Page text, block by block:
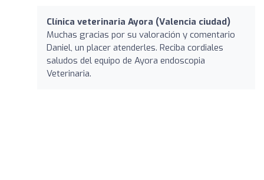
Clínica veterinaria Ayora (Valencia ciudad)
Muchas gracias por su valoración y comentario
Daniel, un placer atenderles. Reciba cordiales
saludos del equipo de Ayora endoscopia
Veterinaria.